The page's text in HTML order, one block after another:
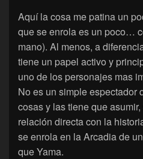
Aquí la cosa me patina un
que se enrola es un poco…
mano). Al menos, a
tiene un papel activo y
uno de los personajes mas
No es un simple espectador
cosas y las tiene que
relación directa con la
se enrola en la Arcadia de
que Yama.